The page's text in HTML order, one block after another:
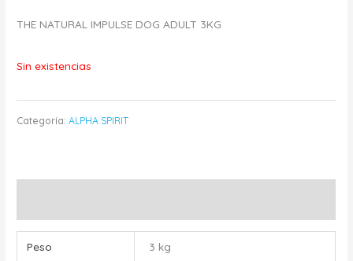
THE NATURAL IMPULSE DOG ADULT 3KG
Sin existencias
Categoría:ALPHA SPIRIT
Peso 3 kg